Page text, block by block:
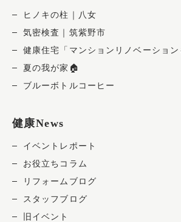
ヒノキの柱｜八女
気密検査｜筑紫野市
健康住宅「マンションリノベーショ
夏の我が家🏠
ブルーボトルコーヒー
健康News
イベントレポート
お役立ちコラム
リフォームブログ
スタッフブログ
旧イベント